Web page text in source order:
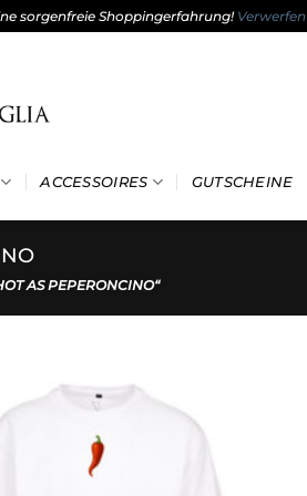
sorgenfreie Shoppingerfahrung! Verwerfen
ACCESSOIRES GUTSCHEINE
AS PEPERONCINO“